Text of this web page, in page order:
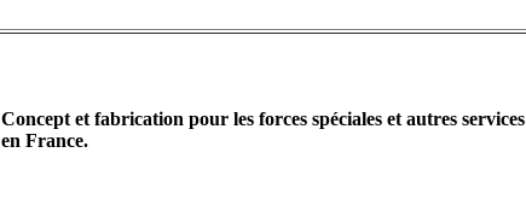
Concept et fabrication pour les forces spéciales et autres services
en France.